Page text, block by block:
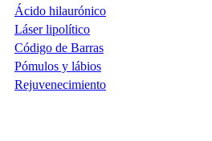
Ácido hilaurónico
Láser lipolítico
Código de Barras
Pómulos y lábios
Rejuvenecimiento